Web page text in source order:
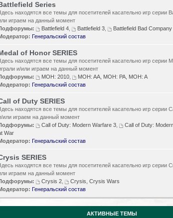
Series
находятся все темы для посетителей касательно игр серии
играем на данный момент
Battlefield 4 Battlefield 3
Battlefield Bad
Генеральский состав
of Honor SERIES
находятся все темы для посетителей касательно игр серии
и/или играем на данный момент
MOH: 2010
MOH: AA, MOH: PA, MOH: A
Генеральский состав
of Duty SERIES
находятся все темы для посетителей касательно игр серии
или играем на данный момент
Call of Duty: Modern Warfare 3 Call of Duty:
War
Генеральский состав
SERIES
находятся все темы для посетителей касательно игр серии
играем на данный момент
Crysis 2
Crysis, Crysis Wars
Генеральский состав
АКТИВНЫЕ ТЕМЫ